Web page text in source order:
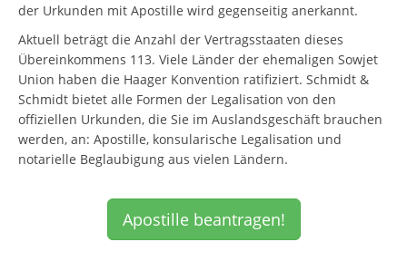
der Urkunden mit Apostille wird gegenseitig anerkannt.
Aktuell beträgt die Anzahl der Vertragsstaaten dieses
Übereinkommens 113. Viele Länder der ehemaligen Sowjet
Union haben die Haager Konvention ratifiziert. Schmidt &
Schmidt bietet alle Formen der Legalisation von den
offiziellen Urkunden, die Sie im Auslandsgeschäft brauchen
werden, an: Apostille, konsularische Legalisation und
notarielle Beglaubigung aus vielen Ländern.
Apostille beantragen!